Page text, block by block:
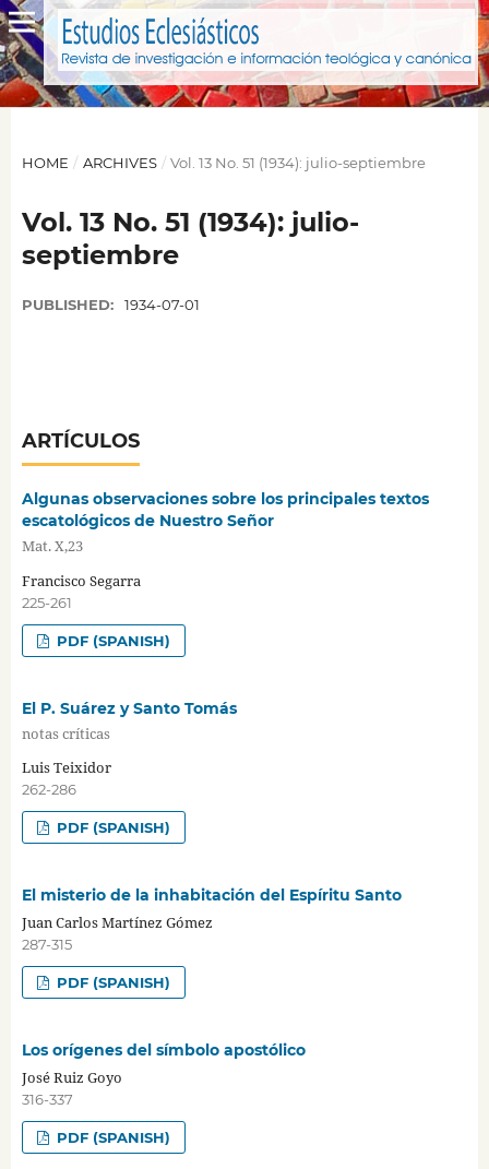
HOME / ARCHIVES / Vol. 13 No. 51 (1934): julio-septiembre
Vol. 13 No. 51 (1934): julio-
septiembre
PUBLISHED: 1934-07-01
ARTÍCULOS
Algunas observaciones sobre los principales textos
escatológicos de Nuestro Señor
Mat. X,23
Francisco Segarra
225-261
PDF (SPANISH)
El P. Suárez y Santo Tomás
notas críticas
Luis Teixidor
262-286
PDF (SPANISH)
El misterio de la inhabitación del Espíritu Santo
Juan Carlos Martínez Gómez
287-315
PDF (SPANISH)
Los orígenes del símbolo apostólico
José Ruiz Goyo
316-337
PDF (SPANISH)